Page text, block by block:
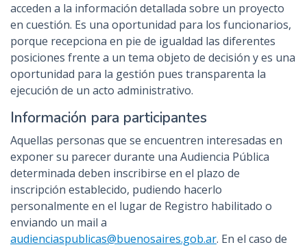
acceden a la información detallada sobre un proyecto
en cuestión. Es una oportunidad para los funcionarios,
porque recepciona en pie de igualdad las diferentes
posiciones frente a un tema objeto de decisión y es una
oportunidad para la gestión pues transparenta la
ejecución de un acto administrativo.
Información para participantes
Aquellas personas que se encuentren interesadas en
exponer su parecer durante una Audiencia Pública
determinada deben inscribirse en el plazo de
inscripción establecido, pudiendo hacerlo
personalmente en el lugar de Registro habilitado o
enviando un mail a
audienciaspublicas@buenosaires.gob.ar. En el caso de